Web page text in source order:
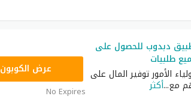
دبدوب للحصول على
طلبيات
الأمور توفير المال على
مع...أكثر
عرض الكوبون
No Expires